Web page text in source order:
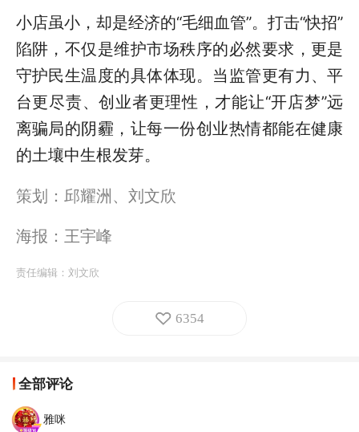
小店虽小，却是经济的“毛细血管”。打击“快招”
陷阱，不仅是维护市场秩序的必然要求，更是
守护民生温度的具体体现。当监管更有力、平
台更尽责、创业者更理性，才能让“开店梦”远
离骗局的阴霾，让每一份创业热情都能在健康
的土壤中生根发芽。
策划：邱耀洲、刘文欣
海报：王宇峰
责任编辑： 刘文欣
6354
全部评论
雅咪